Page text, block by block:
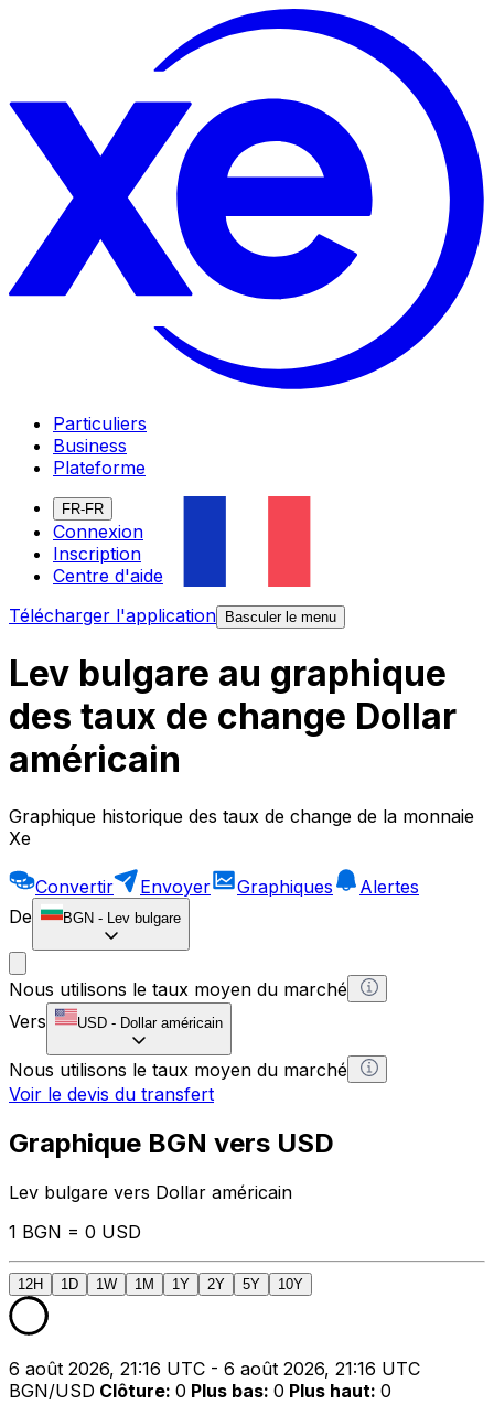
Particuliers
Business
Plateforme
FR-FR
Connexion
Inscription
Centre d'aide
Télécharger l'application
Basculer le menu
Lev bulgare au graphique
des taux de change Dollar
américain
Graphique historique des taux de change de la monnaie
Xe
Convertir Envoyer Graphiques
Alertes
De
BGN - Lev bulgare
Nous utilisons le taux moyen du marché
Vers
USD - Dollar américain
Nous utilisons le taux moyen du marché
Voir le devis du transfert
Graphique BGN vers USD
Lev bulgare vers Dollar américain
1 BGN = 0 USD
12H 1D 1W 1M 1Y 2Y 5Y 10Y
6 août 2026, 21:16 UTC - 6 août 2026, 21:16 UTC
BGN/USD Clôture: 0 Plus bas: 0 Plus haut: 0